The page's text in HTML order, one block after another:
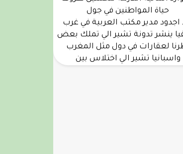
حياة المواطنين في جول
اجدود مدير مكتب العربية في غرب
ينشر تدونة تشير الي تملك بعض
لعقارات في دول مثل المغرب
واسبانيا تشير الي اختلاس بين